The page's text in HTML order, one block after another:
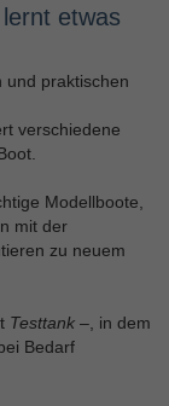
etwas
und praktischen
verschiedene
Modellboote,
mit der
zu neuem
Testtank –, in dem
Bedarf